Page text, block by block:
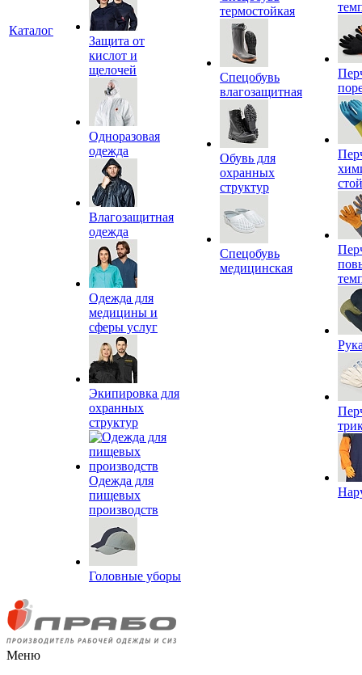
Каталог
Защита от
кислот и
щелочей
Одноразовая
одежда
Влагозащитная
одежда
Одежда для
медицины и
сферы услуг
Экипировка для
охранных
структур
Одежда для
пищевых
производств
Головные уборы
термостойкая
Спецобувь
влагозащитная
Обувь для
охранных
структур
Спецобувь
медицинская
Меню